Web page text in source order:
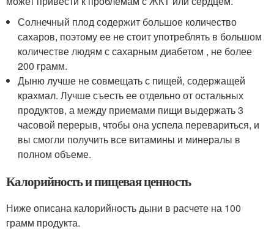
Солнечный плод содержит большое количество
сахаров, поэтому ее не стоит употреблять в большом
количестве людям с сахарным диабетом , не более
200 грамм.
Дыню лучше не совмещать с пищей, содержащей
крахмал. Лучше съесть ее отдельно от остальных
продуктов, а между приемами пищи выдержать 3
часовой перерыв, чтобы она успела перевариться, и
вы смогли получить все витамины и минералы в
полном объеме.
Калорийность и пищевая ценность
Ниже описана калорийность дыни в расчете на 100
грамм продукта.